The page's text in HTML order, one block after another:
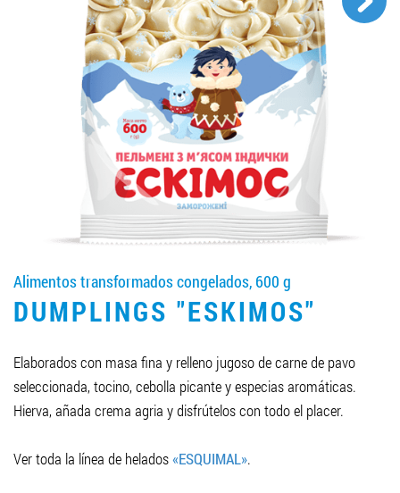
Vacantes
PEDIR PRODUCTOS "RUD":
LLEGAR A SER SOCIO
0412 48 28 17
0412 42 29 23
Alimentos transformados congelados, 600 g
DUMPLINGS "ESKIMOS"
Elaborados con masa fina y relleno jugoso de carne de pavo
seleccionada, tocino, cebolla picante y especias aromáticas.
Hierva, añada crema agria y disfrútelos con todo el placer.
Ver toda la línea de helados«ESQUIMAL».